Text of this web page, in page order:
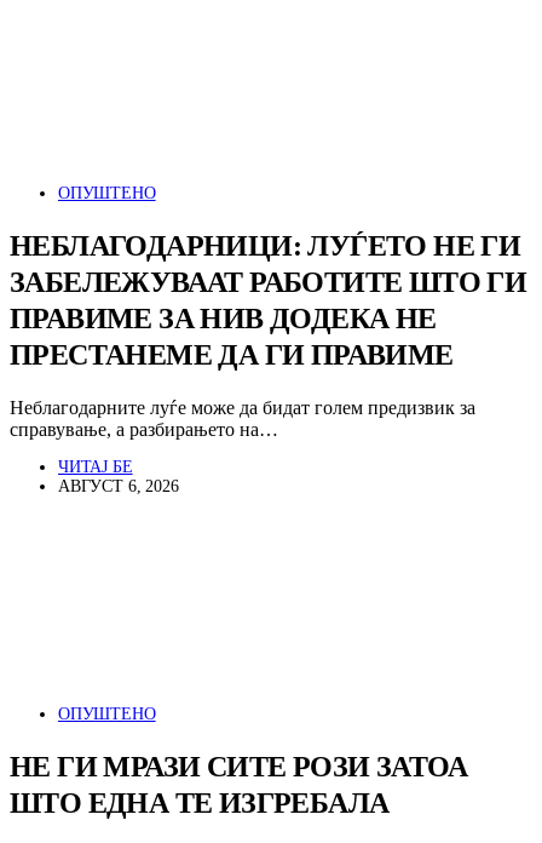
ОПУШТЕНО
НЕБЛАГОДАРНИЦИ: ЛУЃЕТО НЕ ГИ
ЗАБЕЛЕЖУВААТ РАБОТИТЕ ШТО ГИ
ПРАВИМЕ ЗА НИВ ДОДЕКА НЕ
ПРЕСТАНЕМЕ ДА ГИ ПРАВИМЕ
Неблагодарните луѓе може да бидат голем предизвик за
справување, а разбирањето на…
ЧИТАЈ БЕ
АВГУСТ 6, 2026
ОПУШТЕНО
НЕ ГИ МРАЗИ СИТЕ РОЗИ ЗАТОА
ШТО ЕДНА ТЕ ИЗГРЕБАЛА